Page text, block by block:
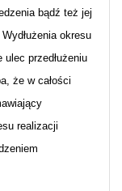
bądź też jej
okresu
przedłużeniu
że w całości
realizacji